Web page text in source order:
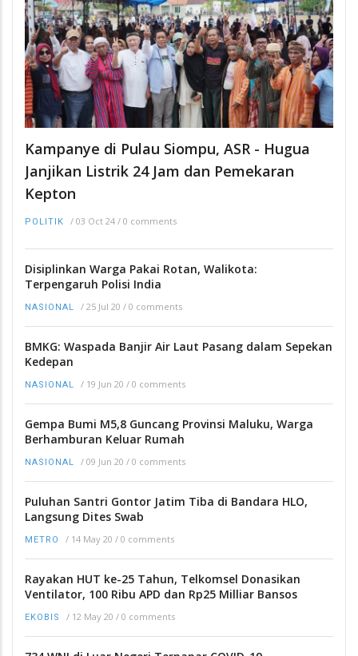
Kampanye di Pulau Siompu, ASR - Hugua
Janjikan Listrik 24 Jam dan Pemekaran
Kepton
POLITIK / 03 Oct 24 / 0 comments
Disiplinkan Warga Pakai Rotan, Walikota:
Terpengaruh Polisi India
NASIONAL / 25 Jul 20 / 0 comments
BMKG: Waspada Banjir Air Laut Pasang dalam Sepekan
Kedepan
NASIONAL / 19 Jun 20 / 0 comments
Gempa Bumi M5,8 Guncang Provinsi Maluku, Warga
Berhamburan Keluar Rumah
NASIONAL / 09 Jun 20 / 0 comments
Puluhan Santri Gontor Jatim Tiba di Bandara HLO,
Langsung Dites Swab
METRO / 14 May 20 / 0 comments
Rayakan HUT ke-25 Tahun, Telkomsel Donasikan
Ventilator, 100 Ribu APD dan Rp25 Milliar Bansos
EKOBIS / 12 May 20 / 0 comments